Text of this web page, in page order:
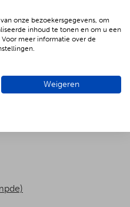
onze bezoekersgegevens, om
inhoud te tonen en om u een
meer informatie over de
Weigeren